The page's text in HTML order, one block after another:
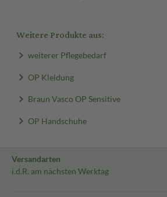
Weitere Produkte aus:
weiterer Pflegebedarf
OP Kleidung
Braun Vasco OP Sensitive
OP Handschuhe
Versandarten
i.d.R. am nächsten Werktag